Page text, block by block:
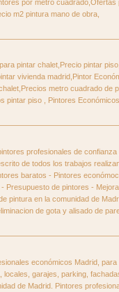
por metro cuadrado,Ofertas
m2 pintura mano de obra,
pintar chalet,Precio pintar
vivienda madrid,Pintor
metro cuadrado de
pintar piso , Pintores
profesionales de confianza
de todos los trabajos
baratos - Pintores
Presupuesto de pintores -
pintura en la comunidad de
de gota y alisado de
económicos Madrid, para
locales, garajes, parking,
de Madrid. Pintores